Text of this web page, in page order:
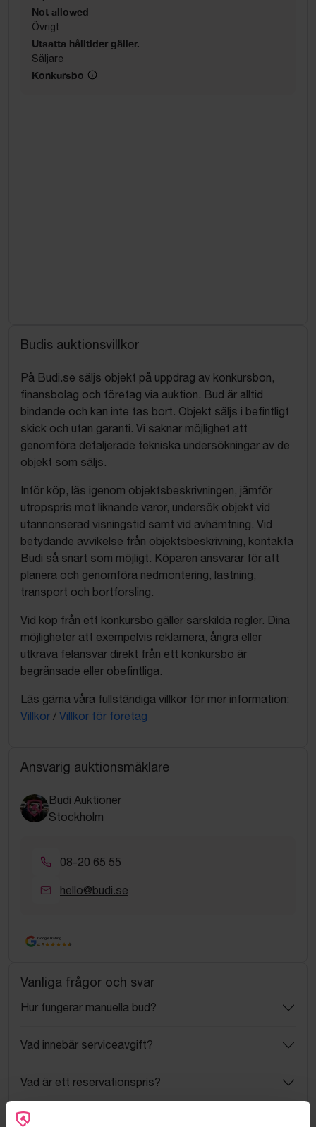
Not allowed
Övrigt
Utsatta hålltider gäller.
Säljare
Konkursbo
Budis auktionsvillkor
På Budi.se säljs objekt på uppdrag av konkursbon,
finansbolag och företag via auktion. Bud är alltid
bindande och kan inte tas bort. Objekt säljs i befintligt
skick och utan garanti. Vi saknar möjlighet att
genomföra detaljerade tekniska undersökningar av de
objekt som säljs.
Inför köp, läs igenom objektsbeskrivningen, jämför
utropspris mot liknande varor, undersök objekt vid
utannonserad visningstid samt vid avhämtning. Vid
betydande avvikelse från objektsbeskrivning, kontakta
Budi så snart som möjligt. Köparen ansvarar för att
planera och genomföra nedmontering, lastning,
transport och bortforsling.
Vid köp från ett konkursbo gäller särskilda regler. Dina
möjligheter att exempelvis reklamera, ångra eller
utkräva felansvar direkt från ett konkursbo är
begränsade eller obefintliga.
Läs gärna våra fullständiga villkor för mer information:
Villkor / Villkor för företag
Ansvarig auktionsmäklare
Budi Auktioner
Stockholm
08-20 65 55
hello@budi.se
Google Rating
4.5
Vanliga frågor och svar
Hur fungerar manuella bud?
Vad innebär serviceavgift?
Vad är ett reservationspris?
Hur fungerar maxbud?